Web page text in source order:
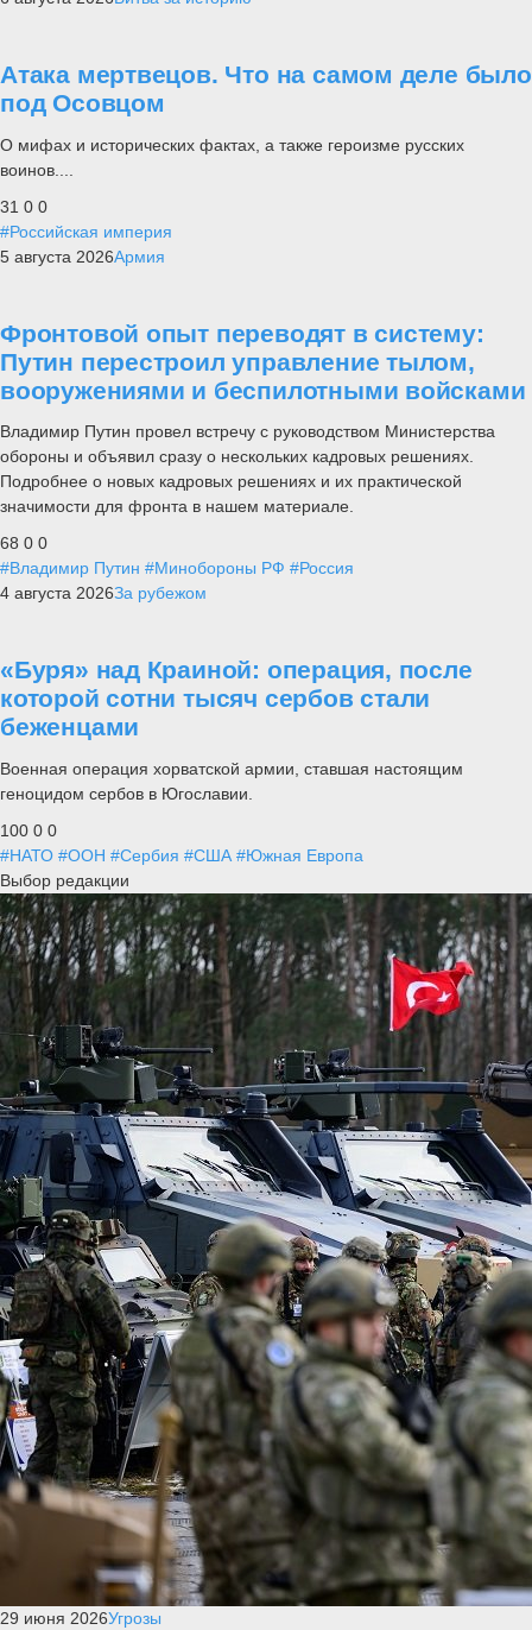
Атака мертвецов. Что на самом деле было
под Осовцом
О мифах и исторических фактах, а также героизме русских
воинов....
31 0 0
#Российская империя
5 августа 2026Армия
Фронтовой опыт переводят в систему:
Путин перестроил управление тылом,
вооружениями и беспилотными войсками
Владимир Путин провел встречу с руководством Министерства
обороны и объявил сразу о нескольких кадровых решениях.
Подробнее о новых кадровых решениях и их практической
значимости для фронта в нашем материале.
68 0 0
#Владимир Путин #Минобороны РФ #Россия
4 августа 2026За рубежом
«Буря» над Краиной: операция, после
которой сотни тысяч сербов стали
беженцами
Военная операция хорватской армии, ставшая настоящим
геноцидом сербов в Югославии.
100 0 0
#НАТО #ООН #Сербия #США #Южная Европа
Выбор редакции
29 июня 2026Угрозы